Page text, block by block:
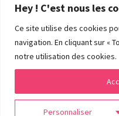
Hey ! C'est nous les
Ce site utilise des cookies
navigation. En cliquant sur «
notre utilisation des cookies.
Personnaliser
Tous droits réservés ©